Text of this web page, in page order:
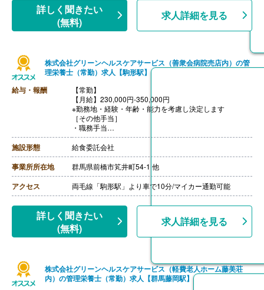
※月給:176,000円-208,000円（時給1,100円-1,300円×8時
間×月平均労働日数20日で算出）
【賞与】なし
【通勤手当】あり（上限5,000円/月）
詳しく聞きたい
(無料)
求人詳細を見る
株式会社グリーンヘルスケアサービス（善衆会病院売店内）の管
理栄養士（常勤）求人【駒形駅】
給与・報酬
【常勤】
【月給】230,000円-350,000円
※勤務地・経験・年齢・能力を考慮し決定します
［その他手当］
・職務手当
・食事手当
・年末年始手当
【賞与】年2回（7月、12月）※会社業績、各個人実績に
応じて決定（前年度実績 2.00ヶ月/年）
【通勤手当】あり（全額支給）
【退職金】なし
施設形態 給食委託会社
事業所所在地 群馬県前橋市笂井町54-1 他
アクセス 両毛線「駒形駅」より車で10分/マイカー通勤可能
詳しく聞きたい
(無料)
求人詳細を見る
株式会社グリーンヘルスケアサービス（軽費老人ホーム藤美荘
内）の管理栄養士（常勤）求人【群馬藤岡駅】